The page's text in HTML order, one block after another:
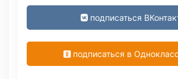
подписаться
подписаться в